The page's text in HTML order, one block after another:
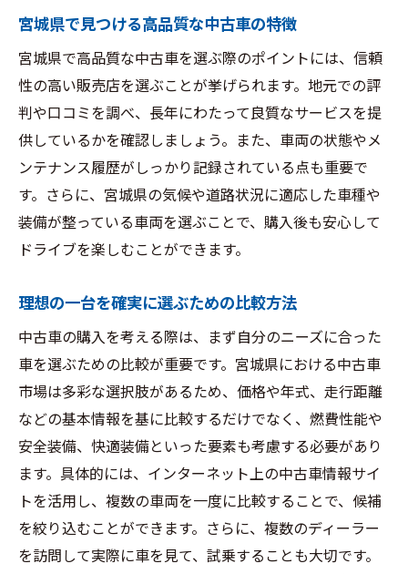
宮城県で見つける高品質な中古車の特徴
宮城県で高品質な中古車を選ぶ際のポイントには、信頼
性の高い販売店を選ぶことが挙げられます。地元での評
判や口コミを調べ、長年にわたって良質なサービスを提
供しているかを確認しましょう。また、車両の状態やメ
ンテナンス履歴がしっかり記録されている点も重要で
す。さらに、宮城県の気候や道路状況に適応した車種や
装備が整っている車両を選ぶことで、購入後も安心して
ドライブを楽しむことができます。
理想の一台を確実に選ぶための比較方法
中古車の購入を考える際は、まず自分のニーズに合った
車を選ぶための比較が重要です。宮城県における中古車
市場は多彩な選択肢があるため、価格や年式、走行距離
などの基本情報を基に比較するだけでなく、燃費性能や
安全装備、快適装備といった要素も考慮する必要があり
ます。具体的には、インターネット上の中古車情報サイ
トを活用し、複数の車両を一度に比較することで、候補
を絞り込むことができます。さらに、複数のディーラー
を訪問して実際に車を見て、試乗することも大切です。